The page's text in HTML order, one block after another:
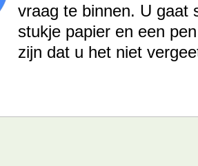
vraag te binnen. U gaat
stukje papier en een
zijn dat u het niet